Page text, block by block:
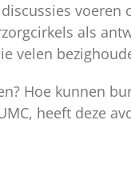
als
velen
Hoe kunnen
heeft deze